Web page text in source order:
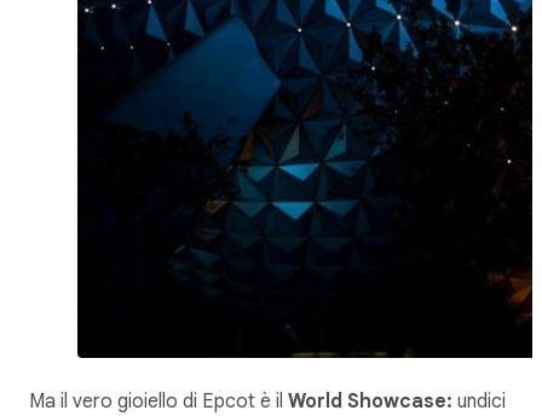
Ma il vero gioiello di Epcot è il World Showcase: undici